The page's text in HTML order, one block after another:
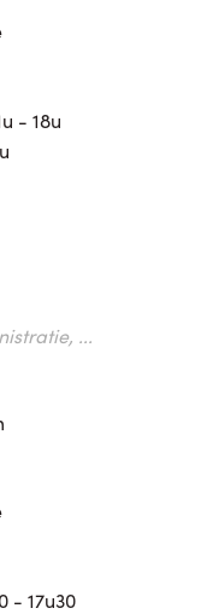
- 18u
...
- 17u30